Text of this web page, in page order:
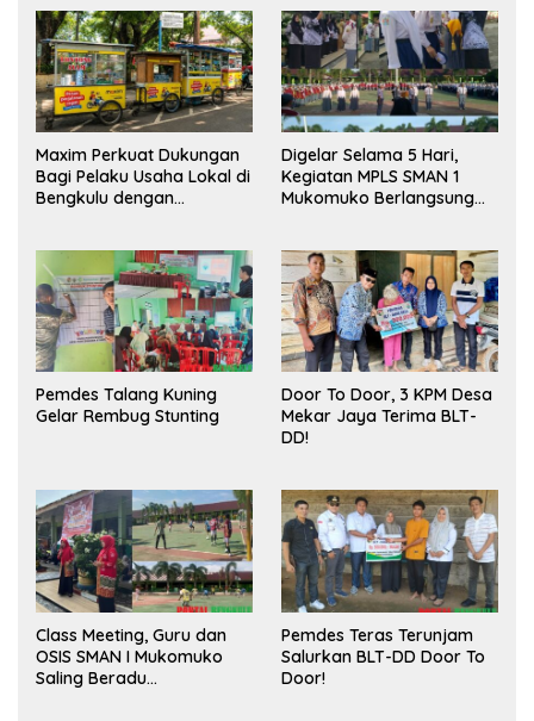
Maxim Perkuat Dukungan
Bagi Pelaku Usaha Lokal di
Bengkulu dengan
Pasar
Digelar Selama 5 Hari,
Kegiatan MPLS SMAN 1
Mukomuko Berlangsung
Pemdes Talang Kuning
Gelar Rembug Stunting
Door To Door, 3 KPM Desa
Mekar Jaya Terima BLT-
DD!
Class Meeting, Guru dan
OSIS SMAN I Mukomuko
Saling Beradu
Pemdes Teras Terunjam
Salurkan BLT-DD Door To
Door!